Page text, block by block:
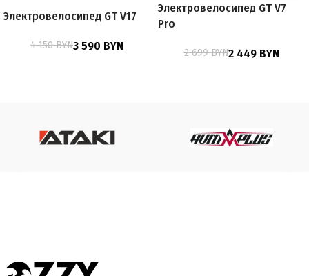
Электровелосипед GT V17
4 150BYN3 590 BYN
Электровелосипед GT V7
Pro
2 699BYN2 449 BYN